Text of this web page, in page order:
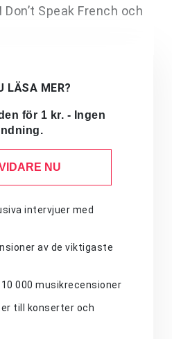
Speak French och
LÄSA MER?
för 1 kr. - Ingen
NU
intervjuer med
av de viktigaste
000 musikrecensioner
till konserter och